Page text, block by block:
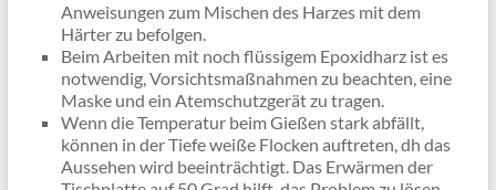
Anweisungen zum Mischen des Harzes mit dem
Härter zu befolgen.
Beim Arbeiten mit noch flüssigem Epoxidharz ist es
notwendig, Vorsichtsmaßnahmen zu beachten, eine
Maske und ein Atemschutzgerät zu tragen.
Wenn die Temperatur beim Gießen stark abfällt,
können in der Tiefe weiße Flocken auftreten, dh das
Aussehen wird beeinträchtigt. Das Erwärmen der